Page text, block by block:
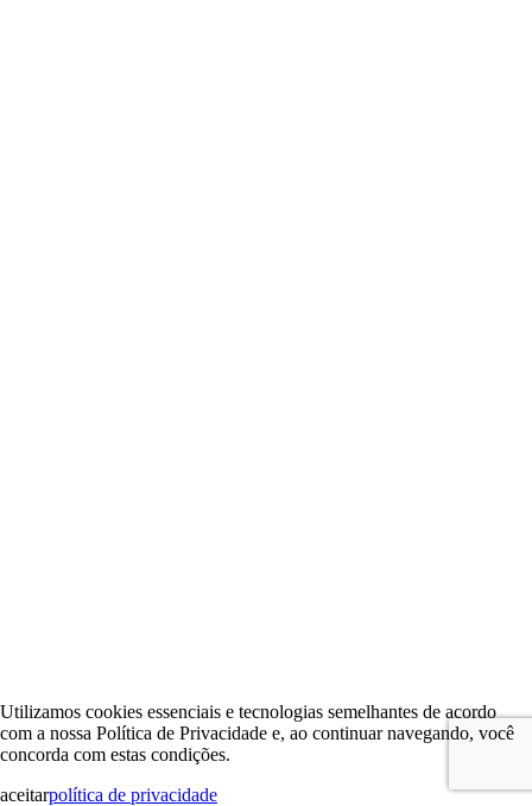
Utilizamos cookies essenciais e tecnologias semelhantes de acordo
com a nossa Política de Privacidade e, ao continuar navegando, você
concorda com estas condições.
aceitarpolítica de privacidade